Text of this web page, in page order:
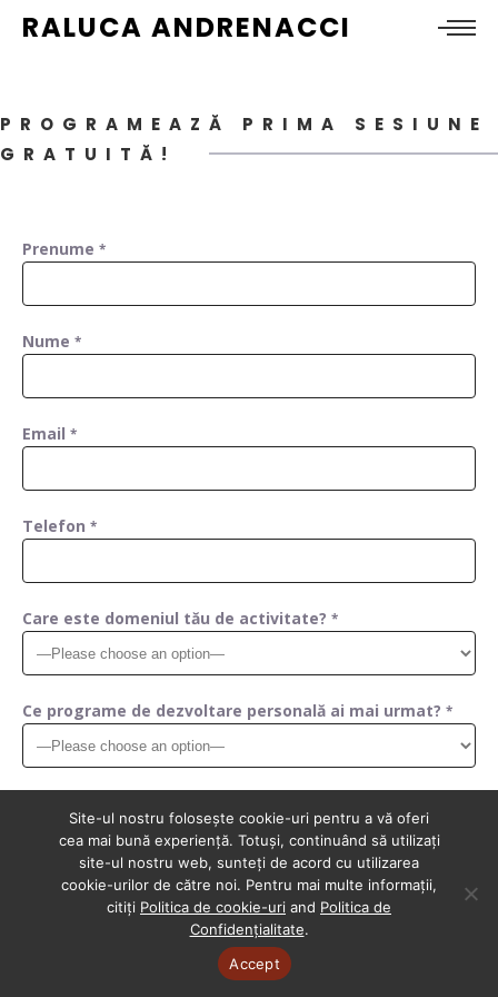
RALUCA ANDRENACCI
PROGRAMEAZĂ PRIMA SESIUNE
GRATUITĂ!
Prenume *
Nume *
Email *
Telefon *
Care este domeniul tău de activitate? *
Ce programe de dezvoltare personală ai mai urmat? *
Care este situația financiară dorită?
Care frază sau motto rezonează cel mai mult cu tine la
Site-ul nostru folosește cookie-uri pentru a vă oferi
cea mai bună experiență. Totuși, continuând să utilizați
site-ul nostru web, sunteți de acord cu utilizarea
cookie-urilor de către noi. Pentru mai multe informații,
citiți Politica de cookie-uri and Politica de
Confidențialitate.
Accept